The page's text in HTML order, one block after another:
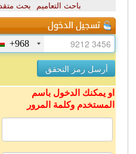
باحث التعاميم بحث متقدم
+968
او يمكنك الدخول باسم
المستخدم وكلمة المرور